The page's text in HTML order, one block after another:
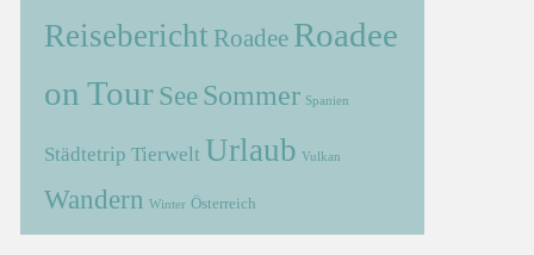
Reisebericht Roadee Roadee
on Tour See Sommer Spanien
Städtetrip Tierwelt Urlaub Vulkan
Wandern Winter Österreich